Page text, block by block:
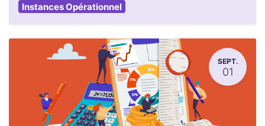
Instances Opérationnel
SEPT.
01